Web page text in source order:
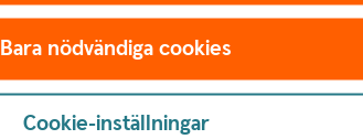
Bara nödvändiga cookies
Cookie-inställningar